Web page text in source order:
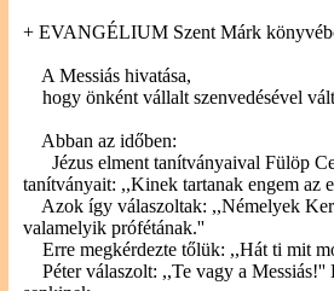
+ EVANGÉLIUM Szent Márk
A Messiás hivatása,
hogy önként vállalt szenvedésével
Abban az időben:
Jézus elment tanítványaival Fülöp
tanítványait: ,,Kinek tartanak engem az
Azok így válaszoltak: ,,Némelyek
valamelyik prófétának.''
Erre megkérdezte tőlük: ,,Hát ti mit
Péter válaszolt: ,,Te vagy a Messiás!''